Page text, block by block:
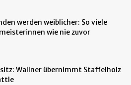
werden weiblicher: So viele
wie nie zuvor
Wallner übernimmt Staffelholz